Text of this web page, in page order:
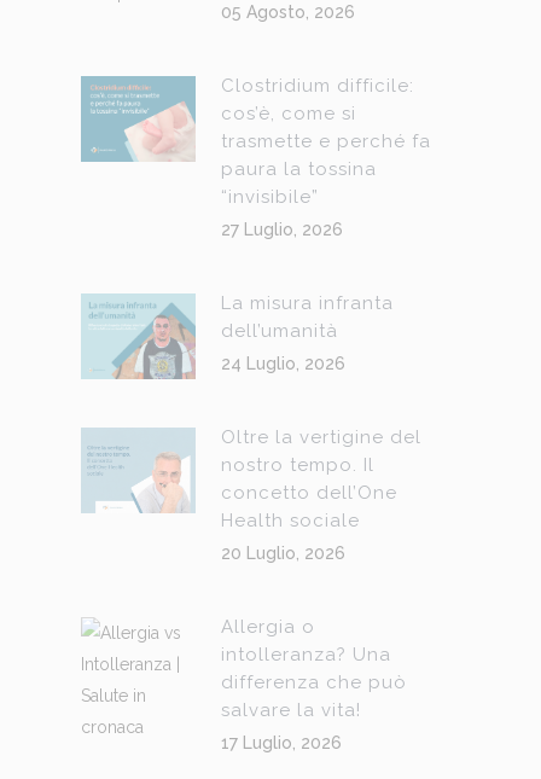
05 Agosto, 2026
Clostridium difficile:
cos’è, come si
trasmette e perché fa
paura la tossina
“invisibile”
27 Luglio, 2026
La misura infranta
dell’umanità
24 Luglio, 2026
Oltre la vertigine del
nostro tempo. Il
concetto dell’One
Health sociale
20 Luglio, 2026
Allergia o
intolleranza? Una
differenza che può
salvare la vita!
17 Luglio, 2026